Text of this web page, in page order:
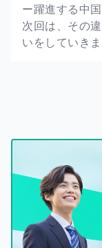
ー躍進する中
次回は、その
いをしていきま